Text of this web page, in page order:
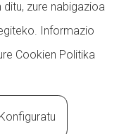
zure nabigazioa
Informazio
Cookien Politika
Konfiguratu